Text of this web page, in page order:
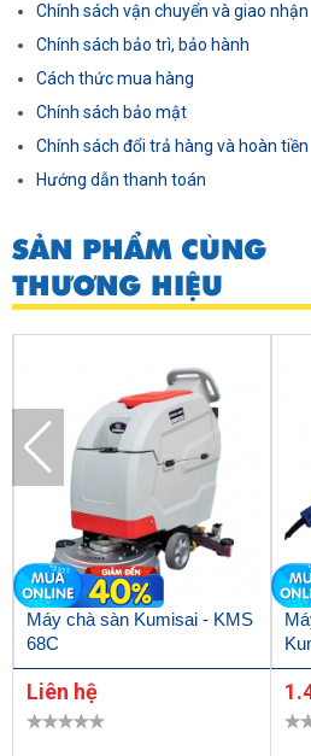
Chính sách vận chuyển và giao nhận
Chính sách bảo trì, bảo hành
Cách thức mua hàng
Chính sách bảo mật
Chính sách đổi trả hàng và hoàn tiền
Hướng dẫn thanh toán
SẢN PHẨM CÙNG
THƯƠNG HIỆU
Máy chà sàn Kumisai - KMS
68C
Liên hệ